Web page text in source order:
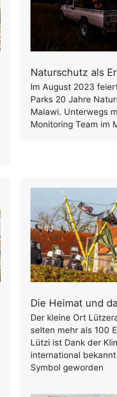
Naturschutz als
Im August 2023
Parks 20 Jahre
Malawi. Unterwegs
Monitoring Team im
Die Heimat und
Der kleine Ort
selten mehr als 100
Lützi ist Dank der
international
Symbol geworden